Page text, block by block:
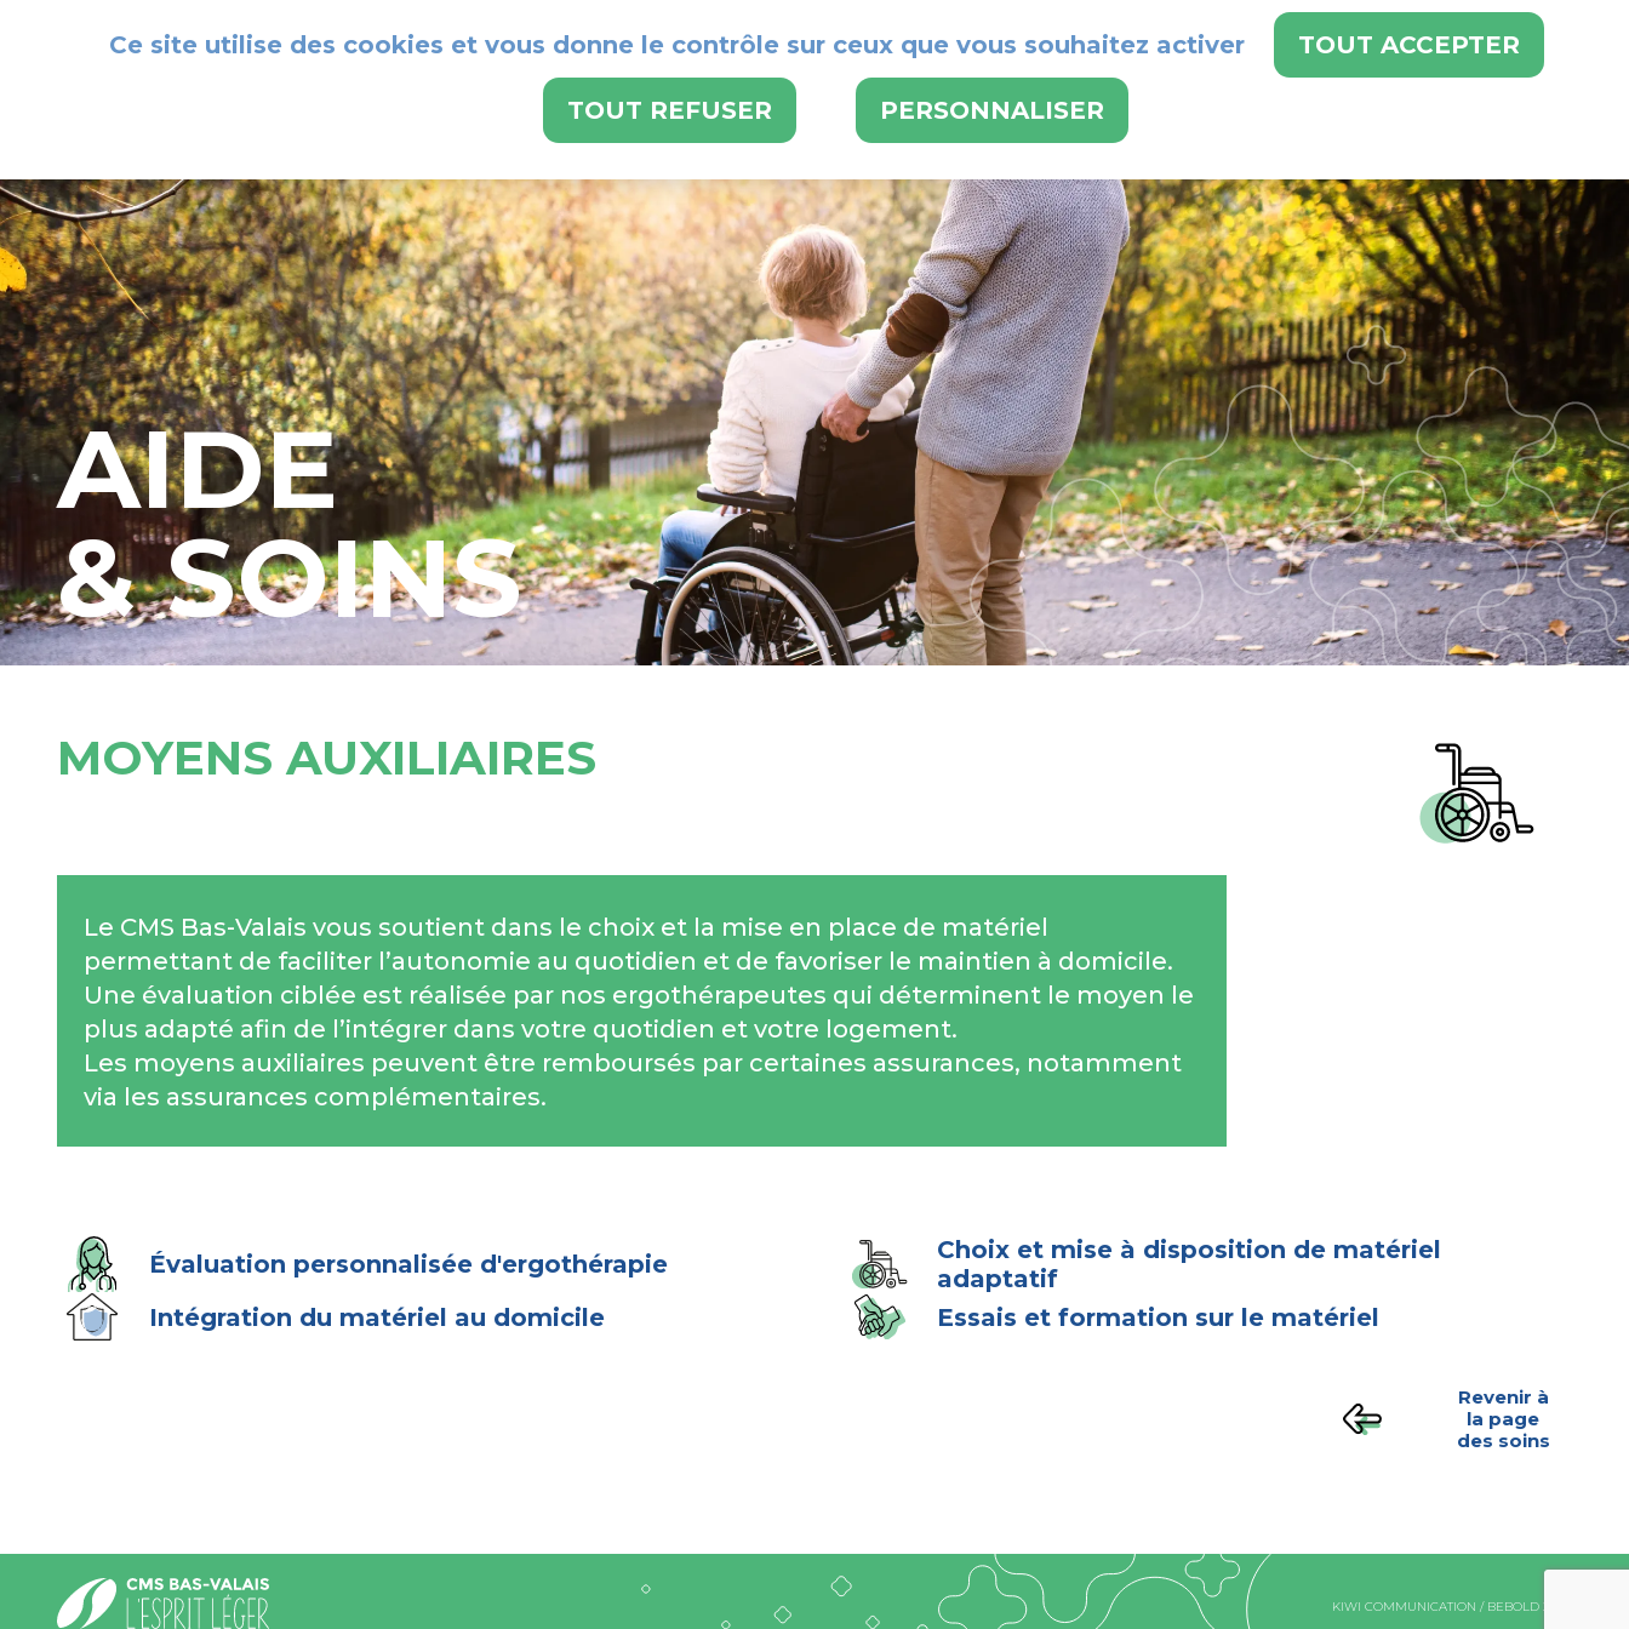
POUR BENEFICIER DE NOS SERVICES : 024 486 21 21
LE CMS NOS SERVICES
AIDE
& SOINS
MOYENS AUXILIAIRES
Le CMS Bas-Valais vous soutient dans le choix et la mise en place de matériel
permettant de faciliter l’autonomie au quotidien et de favoriser le maintien à domicile.
Une évaluation ciblée est réalisée par nos ergothérapeutes qui déterminent le moyen le
plus adapté afin de l’intégrer dans votre quotidien et votre logement.
Les moyens auxiliaires peuvent être remboursés par certaines assurances, notamment
via les assurances complémentaires.
Évaluation personnalisée d'ergothérapie
Choix et mise à disposition de matériel
adaptatif
Intégration du matériel au domicile
Essais et formation sur le matériel
Revenir à
la page
des soins
KIWI COMMUNICATION / BEBOLD 2026
Ce site utilise des cookies et vous donne le contrôle sur ceux que vous souhaitez activer
TOUT ACCEPTER
TOUT REFUSER PERSONNALISER